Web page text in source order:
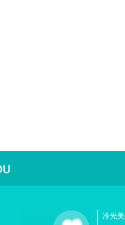
冷光美